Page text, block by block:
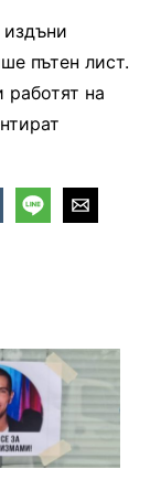
пътен лист.
на